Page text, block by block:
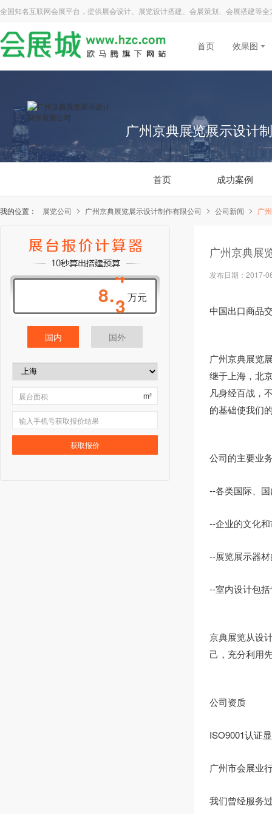
全国知名互联网会展平台，提供展会设计、展览设计搭建、会展策划、会展搭建等
首页 效果图
广州京典展览展示设计
首页
首页
成功案例
成功案例
我的位置： 展览公司 广州京典展览展示设计制作有限公司 公司新闻 广
广州京典展
发布日期：2017-
中国出口商品
广州京典展览
继于上海，北
凡身经百战，
的基础使我们
公司的主要业
--各类国际、
--企业的文化
--展览展示器
--室内设计包
京典展览从设
己，充分利用
公司资质
ISO9001认证
广州市会展业
我们曾经服务
万元
8.3
国内 国外
m²
获取报价